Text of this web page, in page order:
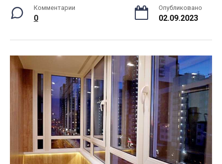
Комментарии
0
Опубликовано
02.09.2023